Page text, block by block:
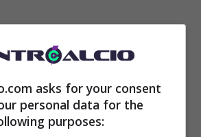
asks for your consent
personal data for the
purposes: